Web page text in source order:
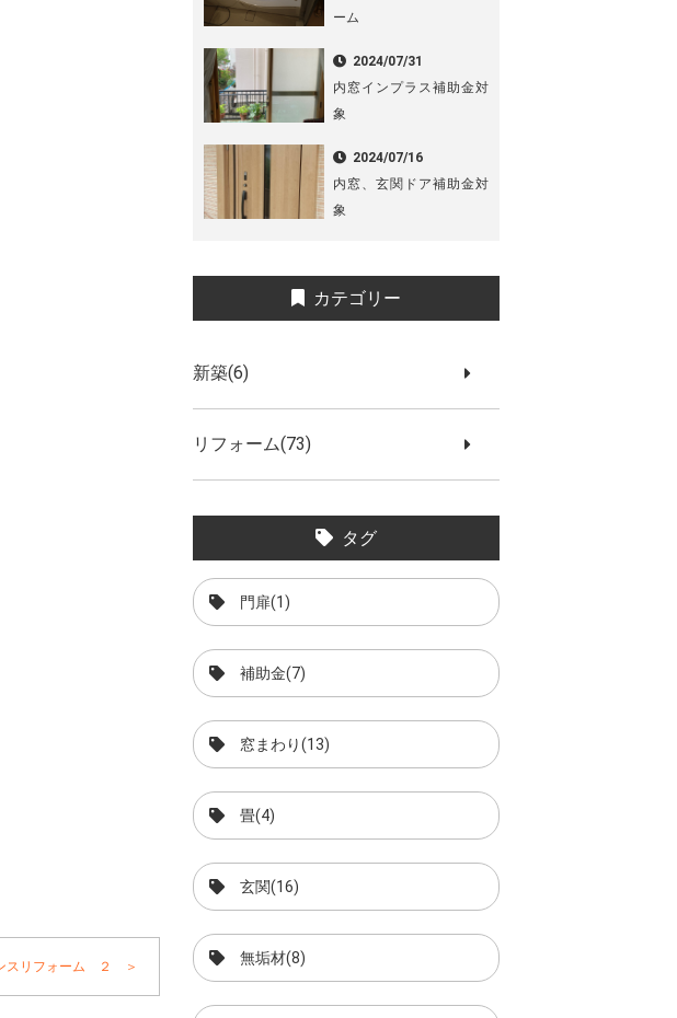
スリフォーム ２ ＞
ーム
2024/07/31
内窓インプラス補助金対
象
2024/07/16
内窓、玄関ドア補助金対
象
カテゴリー
新築(6)
リフォーム(73)
タグ
門扉(1)
補助金(7)
窓まわり(13)
畳(4)
玄関(16)
無垢材(8)